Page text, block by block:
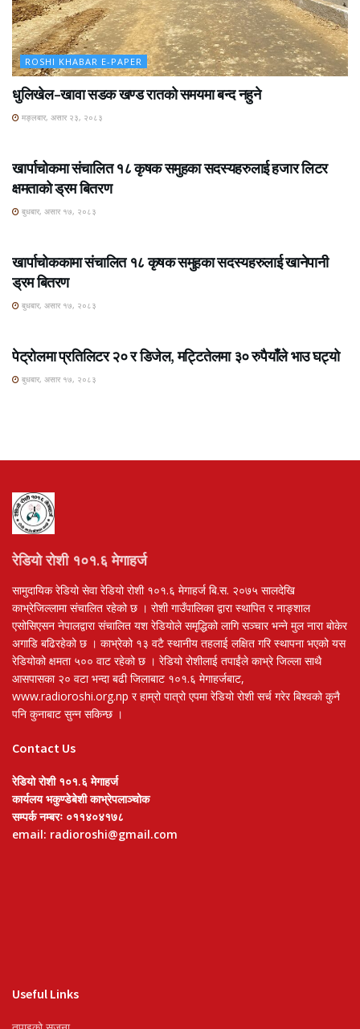
ROSHI KHABAR E-PAPER
धुलिखेल–खावा सडक खण्ड रातको समयमा बन्द नहुने
मङ्लबार, असार २३, २०८३
खार्पाचोकमा संचालित १८ कृषक समुहका सदस्यहरुलाई हजार लिटर
क्षमताको ड्रम बितरण
बुधबार, असार १७, २०८३
खार्पाचोककामा संचालित १८ कृषक समुहका सदस्यहरुलाई खानेपानी
ड्रम बितरण
बुधबार, असार १७, २०८३
पेट्रोलमा प्रतिलिटर २० र डिजेल, मट्टितेलमा ३० रुपैयाँले भाउ घट्यो
बुधबार, असार १७, २०८३
रेडियो रोशी १०१.६ मेगाहर्ज
सामुदायिक रेडियो सेवा रेडियो रोशी १०१.६ मेगाहर्ज बि.स. २०७५ सालदेखि
काभ्रेजिल्लामा संचालित रहेको छ । रोशी गाउँपालिका द्वारा स्थापित र नाङ्शाल
एसोसिएसन नेपालद्वारा संचालित यश रेडियोले समृद्धिको लागि सञ्चार भन्ने मुल नारा बोकेर
अगाडि बढिरहेको छ । काभ्रेको १३ वटै स्थानीय तहलाई लक्षित गरि स्थापना भएको यस
रेडियोको क्षमता ५०० वाट रहेको छ । रेडियो रोशीलाई तपाईंले काभ्रे जिल्ला साथै
आसपासका २० वटा भन्दा बढी जिलाबाट १०१.६ मेगाहर्जबाट,
www.radioroshi.org.np र हाम्रो पात्रो एपमा रेडियो रोशी सर्च गरेर बिश्वको कुनै
पनि कुनाबाट सुन्न सकिन्छ ।
Contact Us
रेडियो रोशी १०१.६ मेगाहर्ज
कार्यलय भकुण्डेबेशी काभ्रेपलाञ्चोक
सम्पर्क नम्बरः ०११४०४१७८
email: radioroshi@gmail.com
Useful Links